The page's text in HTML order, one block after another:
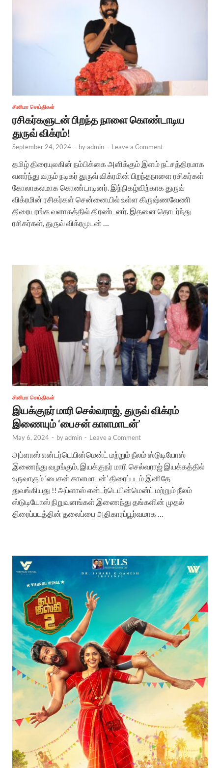
சினிமா செய்திகள்
ரசிகர்களுடன் பிறந்த நாளை கொண்டாடிய
துருவ் விக்ரம்!
September 24, 2024 - byadmin - Leave a Comment
தமிழ் திரையுலகின் நம்பிக்கை அளிக்கும் இளம் நட்சத்திரமாக
வளர்ந்து வரும் நடிகர் துருவ் விக்ரமின் பிறந்தநாளை ரசிகர்கள்
கோலாகலமாக கொண்டாடினர். இந்நிகழ்விற்காக துருவ்
விக்ரமின் ரசிகர்கள் சென்னையில் உள்ள கிருஷ்ணவேணி
திரையரங்க வளாகத்தில் திரண்டனர். இதனை தொடர்ந்து
ரசிகர்கள், துருவ் விக்ரமுடன் …
சினிமா செய்திகள்
இயக்குநர் மாரி செல்வராஜ், துருவ் விக்ரம்
இணையும் ‘பைசன் காளமாடன்’
May 6, 2024 - byadmin - Leave a Comment
அப்ளாஸ் என்டர்டெயின்மென்ட் மற்றும் நீலம் ஸ்டுடியோஸ்
இணைந்து வழங்கும், இயக்குநர் மாரி செல்வராஜ் இயக்கத்தில்
உருவாகும் ‘பைசன் காளமாடன்’ திரைப்படம் இனிதே
துவங்கியது !! அப்ளாஸ் என்டர்டெயின்மென்ட் மற்றும் நீலம்
ஸ்டுடியோஸ் நிறுவனங்கள் இணைந்து தங்களின் முதல்
திரைப்படத்தின் தலைப்பை அதிகாரப்பூர்வமாக …